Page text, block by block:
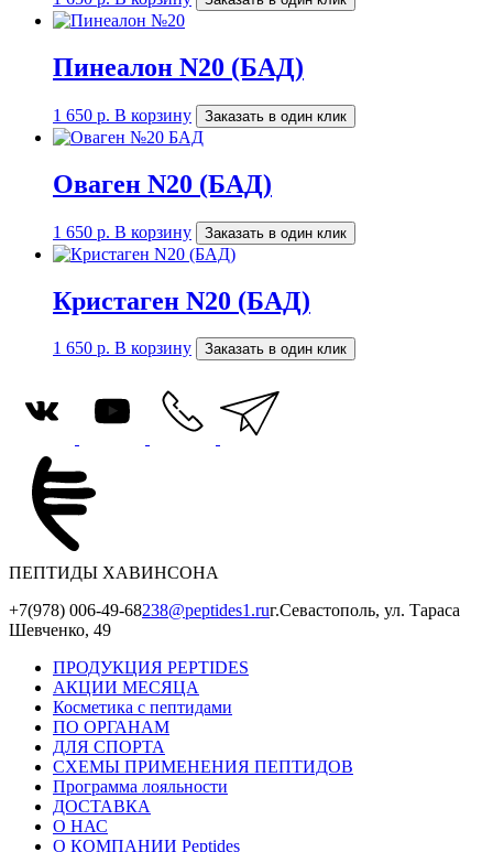
Пинеалон N20 (БАД)
1 650 р. В корзину Заказать в один клик
Оваген N20 (БАД)
1 650 р. В корзину Заказать в один клик
Кристаген N20 (БАД)
1 650 р. В корзину Заказать в один клик
ПЕПТИДЫ ХАВИНСОНА
+7(978) 006-49-68238@peptides1.ruг.Севастополь, ул. Тараса
Шевченко, 49
ПРОДУКЦИЯ PEPTIDES
АКЦИИ МЕСЯЦА
Косметика с пептидами
ПО ОРГАНАМ
ДЛЯ СПОРТА
СХЕМЫ ПРИМЕНЕНИЯ ПЕПТИДОВ
Программа лояльности
ДОСТАВКА
О НАС
О КОМПАНИИ Peptides